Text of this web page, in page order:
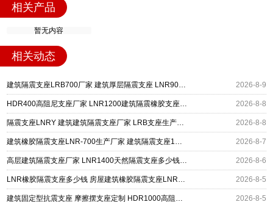
相关产品
暂无内容
相关动态
建筑隔震支座LRB700厂家 建筑厚层隔震支座 LNR900天然橡胶隔震支座 2026-8-9
HDR400高阻尼支座厂家 LNR1200建筑隔震橡胶支座生产加工 建筑LRB400的抗震支座 2026-8-8
隔震支座LNRY 建筑建筑隔震支座厂家 LRB支座生产厂家 2026-8-8
建筑橡胶隔震支座LNR-700生产厂家 建筑隔震支座1型生产厂家 带铅芯橡胶隔震支座源头工厂 2026-8-7
高层建筑隔震支座厂家 LNR1400天然隔震支座多少钱 水平力分散型橡胶支座多少钱 2026-8-6
LNR橡胶隔震支座多少钱 房屋建筑橡胶隔震支座LNR生产厂家 LRB建筑隔震支座厂家 2026-8-5
建筑固定型抗震支座 摩擦摆支座定制 HDR1000高阻尼建筑隔震支座源头工厂 2026-8-5